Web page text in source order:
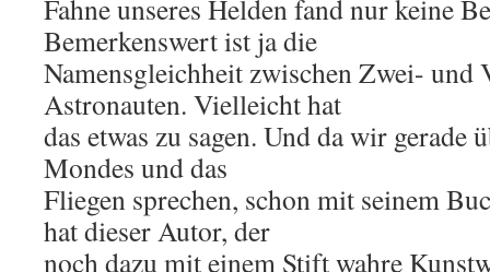
Fahne unseres Helden fand nur keine
Bemerkenswert ist ja die
Namensgleichheit zwischen Zwei- und
Astronauten. Vielleicht hat
das etwas zu sagen. Und da wir gerade
Mondes und das
Fliegen sprechen, schon mit seinem
hat dieser Autor, der
noch dazu mit einem Stift wahre